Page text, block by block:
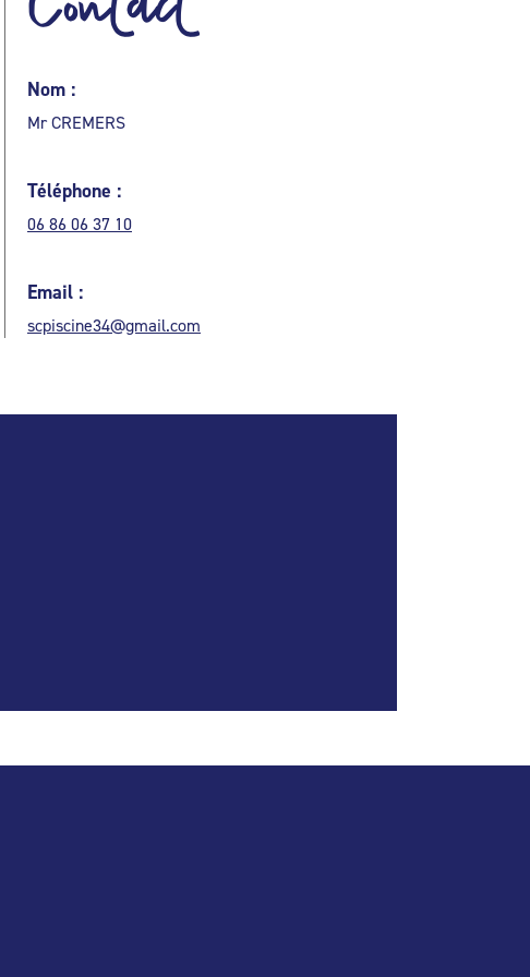
Nom :
Mr CREMERS
Téléphone :
06 86 06 37 10
Email :
scpiscine34@gmail.com